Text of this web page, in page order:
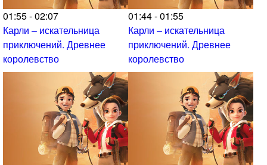
01:55 - 02:07
Карли – искательница
приключений. Древнее
королевство
01:44 - 01:55
Карли – искательница
приключений. Древнее
королевство